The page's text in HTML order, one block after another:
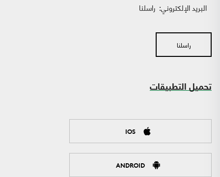
البريد الإلكتروني: راسلنا
راسلنا
تحميل التطبيقات
IOS
ANDROID